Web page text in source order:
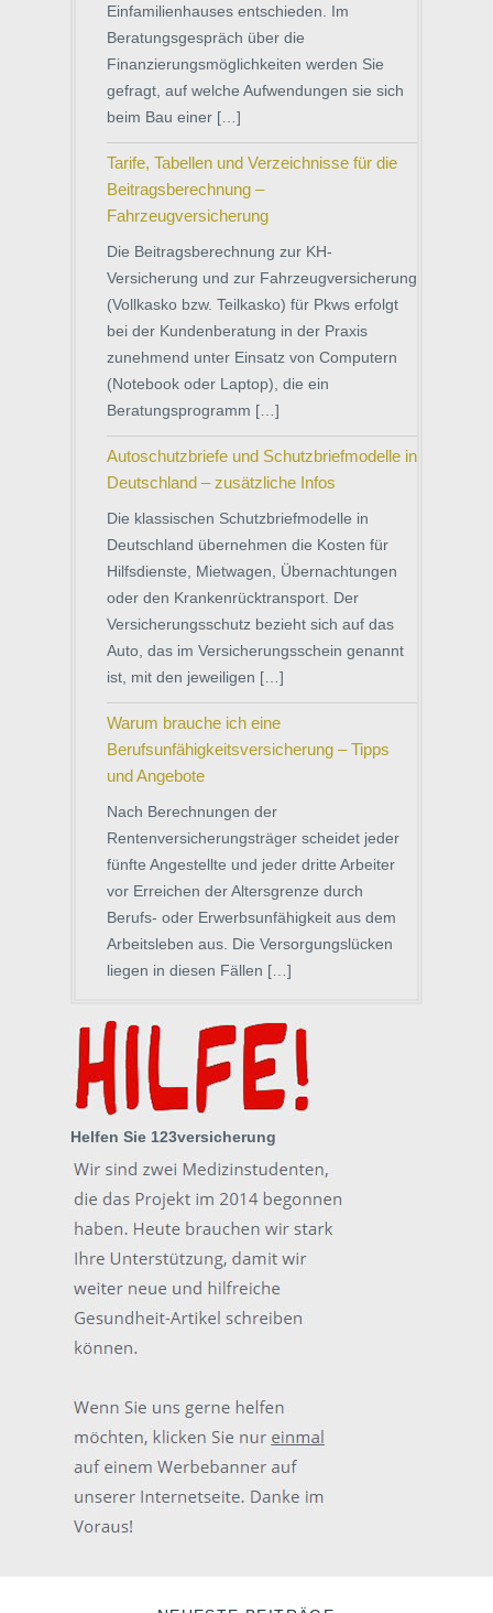
Einfamilienhauses entschieden. Im
Beratungsgespräch über die
Finanzierungsmöglichkeiten werden Sie
gefragt, auf welche Aufwendungen sie sich
beim Bau einer […]
Tarife, Tabellen und Verzeichnisse für die
Beitragsberechnung –
Fahrzeugversicherung
Die Beitragsberechnung zur KH-
Versicherung und zur Fahrzeugversicherung
(Vollkasko bzw. Teilkasko) für Pkws erfolgt
bei der Kundenberatung in der Praxis
zunehmend unter Einsatz von Computern
(Notebook oder Laptop), die ein
Beratungsprogramm […]
Autoschutzbriefe und Schutzbriefmodelle in
Deutschland – zusätzliche Infos
Die klassischen Schutzbriefmodelle in
Deutschland übernehmen die Kosten für
Hilfsdienste, Mietwagen, Übernachtungen
oder den Krankenrücktransport. Der
Versicherungsschutz bezieht sich auf das
Auto, das im Versicherungsschein genannt
ist, mit den jeweiligen […]
Warum brauche ich eine
Berufsunfähigkeitsversicherung – Tipps
und Angebote
Nach Berechnungen der
Rentenversicherungsträger scheidet jeder
fünfte Angestellte und jeder dritte Arbeiter
vor Erreichen der Altersgrenze durch
Berufs- oder Erwerbsunfähigkeit aus dem
Arbeitsleben aus. Die Versorgungslücken
liegen in diesen Fällen […]
Helfen Sie 123versicherung